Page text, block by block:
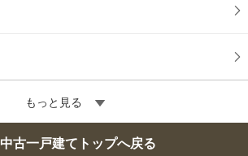
もっと見る
中古一戸建てトップへ戻る